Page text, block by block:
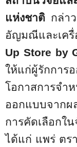
แห่งชาติ กล่า
อัญมณีและเค
Up Store by
ให้แก่ผู้รักการ
โอกาสการจำ
ออกแบบจากผ
การคัดเลือก
ได้แก่ แพร่ ตร